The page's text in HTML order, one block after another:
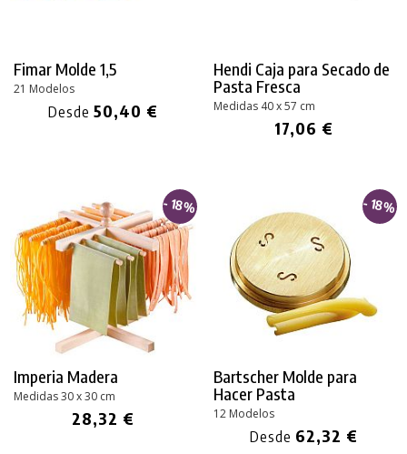
Fimar Molde 1,5
21 Modelos
Desde50,40 €
Hendi Caja para Secado de
Pasta Fresca
Medidas 40 x 57 cm
17,06 €
- 18%
Imperia Madera
Medidas 30 x 30 cm
28,32 €
- 18%
Bartscher Molde para
Hacer Pasta
12 Modelos
Desde 62,32 €